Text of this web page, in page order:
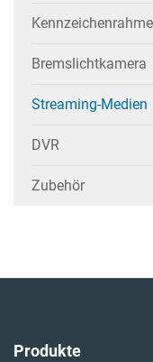
Bremslichtkamera
Streaming-Medien
DVR
Zubehör
Produkte